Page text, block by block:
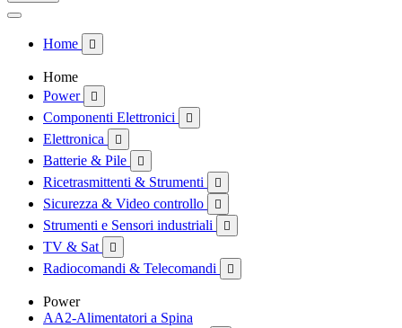
Home 
Home
Power

Componenti Elettronici 
Elettronica 
Batterie & Pile 
Ricetrasmittenti & Strumenti 
Sicurezza & Video controllo 
Strumenti e Sensori industriali 
TV & Sat 
Radiocomandi & Telecomandi 
Power
AA2-Alimentatori a Spina